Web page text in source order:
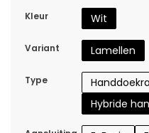
Kleur Wit
Variant Lamellen
Type
Hybride